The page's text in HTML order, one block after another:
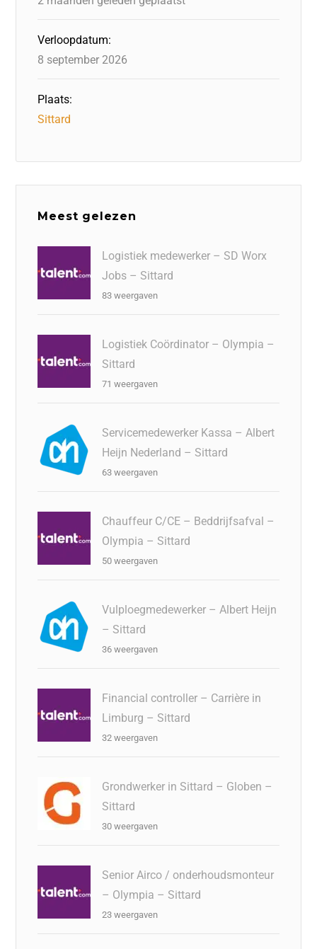
Verloopdatum:
8 september 2026
Plaats:
Sittard
Meest gelezen
Logistiek medewerker – SD Worx
Jobs – Sittard
83 weergaven
Logistiek Coördinator – Olympia –
Sittard
71 weergaven
Servicemedewerker Kassa – Albert
Heijn Nederland – Sittard
63 weergaven
Chauffeur C/CE – Beddrijfsafval –
Olympia – Sittard
50 weergaven
Vulploegmedewerker – Albert Heijn
– Sittard
36 weergaven
Financial controller – Carrière in
Limburg – Sittard
32 weergaven
Grondwerker in Sittard – Globen –
Sittard
30 weergaven
Senior Airco / onderhoudsmonteur
– Olympia – Sittard
23 weergaven